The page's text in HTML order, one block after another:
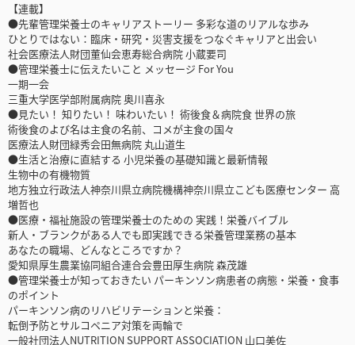
【連載】
●先輩管理栄養士のキャリアストーリー 多彩な道のリアルな歩み
ひとりではない：臨床・研究・災害支援をつなぐキャリアと出会い
社会医療法人財団董仙会恵寿総合病院 小蔵要司
●管理栄養士に伝えたいこと メッセージ For You
一期一会
三重大学医学部附属病院 奥川喜永
●見たい！ 知りたい！ 味わいたい！ 術後食＆病院食 世界の旅
術後食のよび名は主食の名前、コメが主食の国々
医療法人財団緑秀会田無病院 丸山道生
●生活と治療に直結する 小児栄養の基礎知識と最新情報
生物中の有機物質
地方独立行政法人神奈川県立病院機構神奈川県立こども医療センター 高
増哲也
●医療・福祉施設の管理栄養士のための 実践！栄養バイブル
新人・ブランクがある人でも即実践できる栄養管理業務の基本
あなたの職場、どんなところですか？
愛知県厚生農業協同組合連合会豊田厚生病院 森茂雄
●管理栄養士が知っておきたい パーキンソン病患者の病態・栄養・食事
のポイント
パーキンソン病のリハビリテーションと栄養：
転倒予防とサルコペニア対策を両輪で
一般社団法人NUTRITION SUPPORT ASSOCIATION 山口美佐